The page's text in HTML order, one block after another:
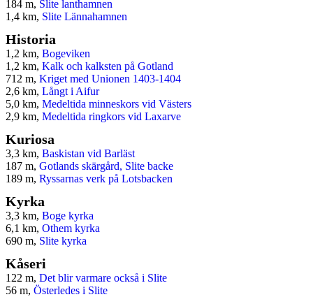
184 m, Slite lanthamnen
1,4 km, Slite Lännahamnen
Historia
1,2 km, Bogeviken
1,2 km, Kalk och kalksten på Gotland
712 m, Kriget med Unionen 1403-1404
2,6 km, Långt i Aifur
5,0 km, Medeltida minneskors vid Västers
2,9 km, Medeltida ringkors vid Laxarve
Kuriosa
3,3 km, Baskistan vid Barläst
187 m, Gotlands skärgård, Slite backe
189 m, Ryssarnas verk på Lotsbacken
Kyrka
3,3 km, Boge kyrka
6,1 km, Othem kyrka
690 m, Slite kyrka
Kåseri
122 m, Det blir varmare också i Slite
56 m, Österledes i Slite